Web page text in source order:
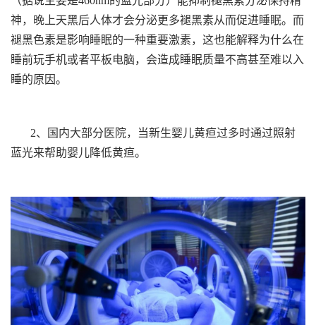
神，晚上天黑后人体才会分泌更多褪黑素从而促进睡眠。而
褪黑色素是影响睡眠的一种重要激素，这也能解释为什么在
睡前玩手机或者平板电脑，会造成睡眠质量不高甚至难以入
睡的原因。
2、国内大部分医院，当新生婴儿黄疸过多时通过照射
蓝光来帮助婴儿降低黄疸。